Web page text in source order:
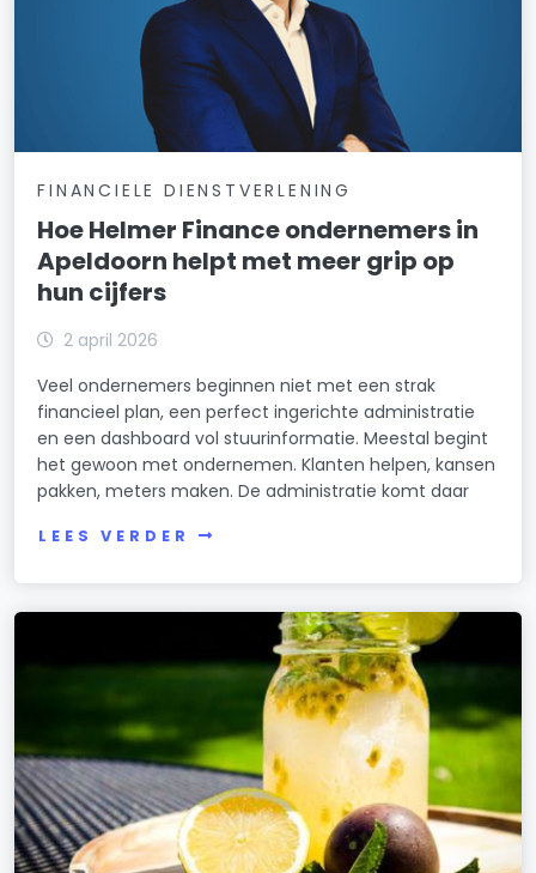
FINANCIELE DIENSTVERLENING
Hoe Helmer Finance ondernemers in
Apeldoorn helpt met meer grip op
hun cijfers
2 april 2026
Veel ondernemers beginnen niet met een strak
financieel plan, een perfect ingerichte administratie
en een dashboard vol stuurinformatie. Meestal begint
het gewoon met ondernemen. Klanten helpen, kansen
pakken, meters maken. De administratie komt daar
LEES VERDER